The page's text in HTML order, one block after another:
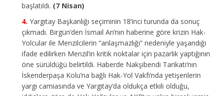
başlatıldı. (7 Nisan)
Yargıtay Başkanlığı seçiminin 18’inci turunda da sonuç
çıkmadı. Birgün’den İsmail Arı’nın haberine göre krizin Hak-
Yolcular ile Menzilcilerin “anlaşmazlığı” nedeniyle yaşandığı
ifade edilirken Menzil’in kritik noktalar için pazarlık yaptığının
öne sürüldüğü belirtildi. Haberde Nakşibendi Tarikatı’nın
İskenderpaşa Kolu’na bağlı Hak-Yol Vakfı’nda yetişenlerin
yargı camiasında ve Yargıtay’da oldukça etkili olduğu,